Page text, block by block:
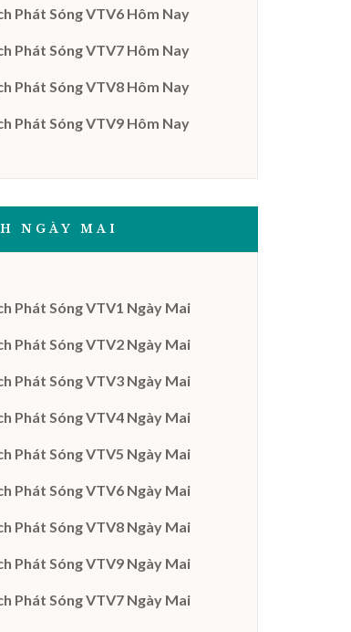
Phát Sóng VTV6 Hôm Nay
Phát Sóng VTV7 Hôm Nay
Phát Sóng VTV8 Hôm Nay
Phát Sóng VTV9 Hôm Nay
NGÀY MAI
Phát Sóng VTV1 Ngày Mai
Phát Sóng VTV2 Ngày Mai
Phát Sóng VTV3 Ngày Mai
Phát Sóng VTV4 Ngày Mai
Phát Sóng VTV5 Ngày Mai
Phát Sóng VTV6 Ngày Mai
Phát Sóng VTV8 Ngày Mai
Phát Sóng VTV9 Ngày Mai
Phát Sóng VTV7 Ngày Mai